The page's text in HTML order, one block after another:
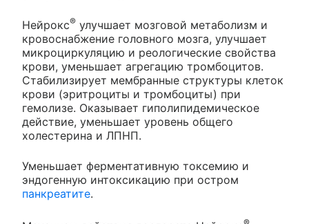
Нейрокс® улучшает мозговой метаболизм и
кровоснабжение головного мозга, улучшает
микроциркуляцию и реологические свойства
крови, уменьшает агрегацию тромбоцитов.
Стабилизирует мембранные структуры клеток
крови (эритроциты и тромбоциты) при
гемолизе. Оказывает гиполипидемическое
действие, уменьшает уровень общего
холестерина и ЛПНП.
Уменьшает ферментативную токсемию и
эндогенную интоксикацию при остром
панкреатите.